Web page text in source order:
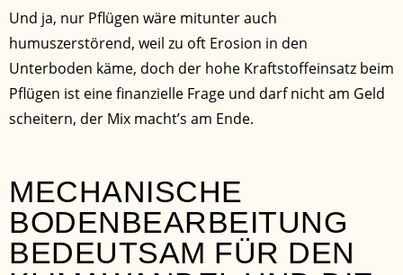
Und ja, nur Pflügen wäre mitunter auch
humuszerstörend, weil zu oft Erosion in den
Unterboden käme, doch der hohe Kraftstoffeinsatz beim
Pflügen ist eine finanzielle Frage und darf nicht am Geld
scheitern, der Mix macht’s am Ende.
MECHANISCHE
BODENBEARBEITUNG
BEDEUTSAM FÜR DEN